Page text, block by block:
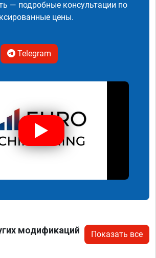
— подробные консультации по
цены.
Telegram
модификаций
Показать все